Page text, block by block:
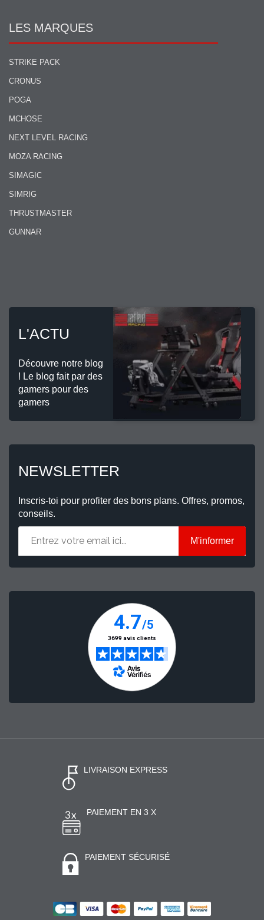
LES MARQUES
STRIKE PACK
CRONUS
POGA
MCHOSE
NEXT LEVEL RACING
MOZA RACING
SIMAGIC
SIMRIG
THRUSTMASTER
GUNNAR
L'ACTU
Découvre notre blog
! Le blog fait par des
gamers pour des
gamers
NEWSLETTER
Inscris-toi pour profiter des bons plans. Offres, promos,
conseils.
M'informer
LIVRAISON EXPRESS
PAIEMENT EN 3 X
PAIEMENT SÉCURISÉ